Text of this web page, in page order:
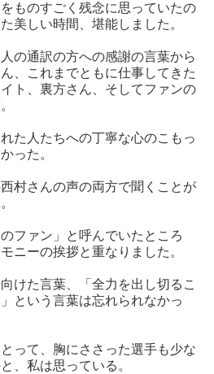
ものすごく残念に思っていたの
美しい時間、堪能しました。
の通訳の方への感謝の言葉から
、これまでともに仕事してきた
ト、裏方さん、そしてファンの
た人たちへの丁寧な心のこもっ
った。
村さんの声の両方で聞くことが
ファン」と呼んでいたところ
ニーの挨拶と重なりました。
けた言葉、「全力を出し切るこ
という言葉は忘れられなかっ
って、胸にささった選手も少な
、私は思っている。